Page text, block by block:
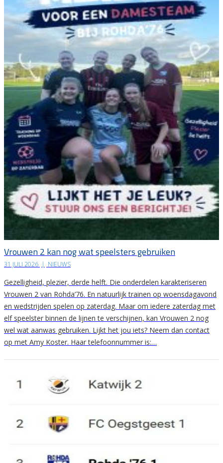
Vrouwen 2 kan nog wat speelsters gebruiken
31 JULI 2026 | NIEUWS
Gezelligheid, plezier, derde helft. Die onderdelen karakteriseren
Vrouwen 2 van Rohda’76. En natuurlijk trainen op woensdagavond
en wedstrijden spelen op zaterdag. Maar om iedere zaterdag met
elf speelster binnen de lijnen te verschijnen, kan Vrouwen 2 nog
wel wat aanwas gebruiken. Lijkt het jou iets? Neem dan contact
op met Amy Koster. Haar telefoonnummer is:…